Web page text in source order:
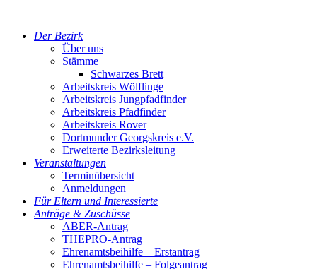
Der Bezirk
Über uns
Stämme
Schwarzes Brett
Arbeitskreis Wölflinge
Arbeitskreis Jungpfadfinder
Arbeitskreis Pfadfinder
Arbeitskreis Rover
Dortmunder Georgskreis e.V.
Erweiterte Bezirksleitung
Veranstaltungen
Terminübersicht
Anmeldungen
Für Eltern und Interessierte
Anträge & Zuschüsse
ABER-Antrag
THEPRO-Antrag
Ehrenamtsbeihilfe – Erstantrag
Ehrenamtsbeihilfe – Folgeantrag